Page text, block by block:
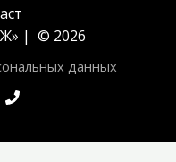
» | © 2026
данных